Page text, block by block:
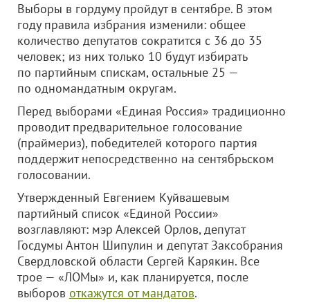
Выборы в гордуму пройдут в сентябре. В этом
году правила избрания изменили: общее
количество депутатов сократится с 36 до 35
человек; из них только 10 будут избирать
по партийным спискам, остальные 25 —
по одномандатным округам.
Перед выборами «Единая Россия» традиционно
проводит предварительное голосование
(праймериз), победителей которого партия
поддержит непосредственно на сентябрьском
голосовании.
Утвержденный Евгением Куйвашевым
партийный список «Единой России»
возглавляют: мэр Алексей Орлов, депутат
Госдумы Антон Шипулин и депутат Заксобрания
Свердловской области Сергей Карякин. Все
трое — «ЛОМы» и, как планируется, после
выборов откажутся от мандатов.